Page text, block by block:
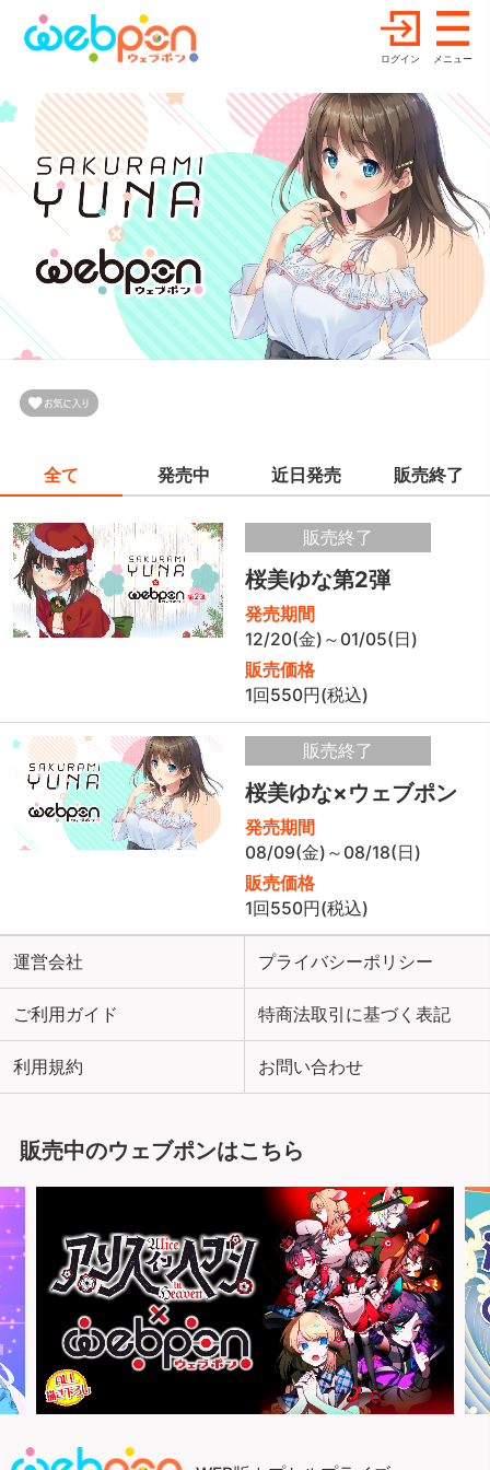
ログイン メニュー
全て 発売中 近日発売 販売終了
販売終了
桜美ゆな第2弾
発売期間
12/20(金)～01/05(日)
販売価格
1回550円(税込)
販売終了
桜美ゆな×ウェブポン
発売期間
08/09(金)～08/18(日)
販売価格
1回550円(税込)
運営会社 プライバシーポリシー
ご利用ガイド 特商法取引に基づく表記
利用規約 お問い合わせ
販売中のウェブポンはこちら